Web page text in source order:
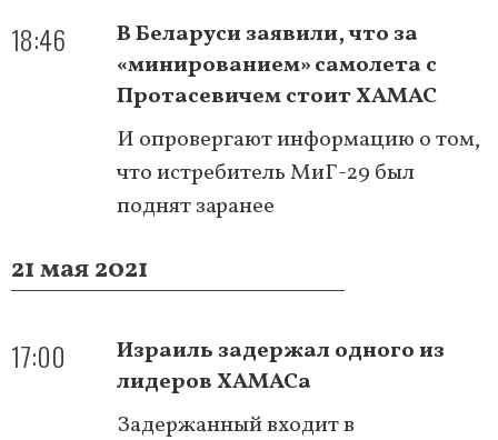
18:46
В Беларуси заявили, что за
«минированием» самолета с
Протасевичем стоит ХАМАС
И опровергают информацию о том,
что истребитель МиГ-29 был
поднят заранее
21 мая 2021
17:00
Израиль задержал одного из
лидеров ХАМАСа
Задержанный входит в